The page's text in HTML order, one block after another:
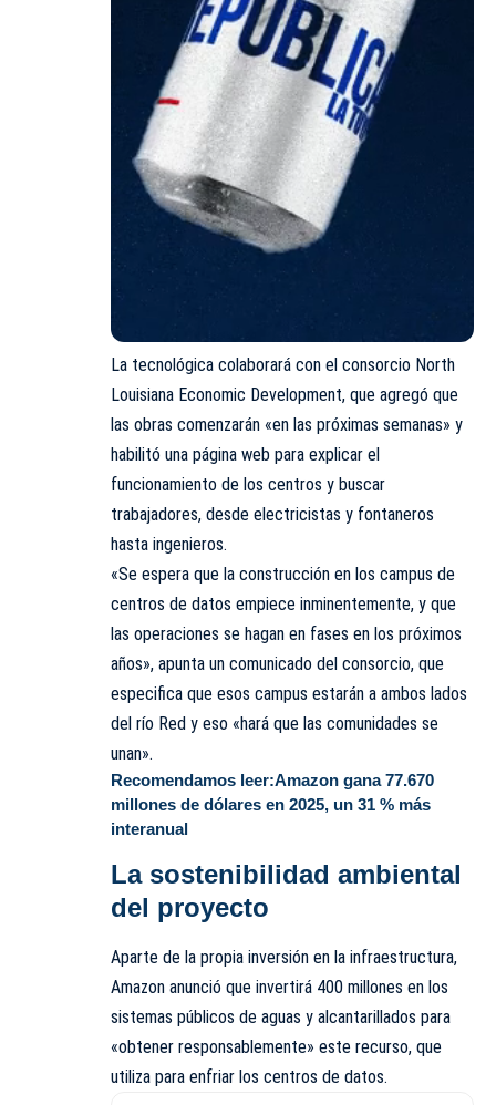
La tecnológica colaborará con el consorcio North
Louisiana Economic Development, que agregó que
las obras comenzarán «en las próximas semanas» y
habilitó una página web para explicar el
funcionamiento de los centros y buscar
trabajadores, desde electricistas y fontaneros
hasta ingenieros.
«Se espera que la construcción en los campus de
centros de datos empiece inminentemente, y que
las operaciones se hagan en fases en los próximos
años», apunta un comunicado del consorcio, que
especifica que esos campus estarán a ambos lados
del río Red y eso «hará que las comunidades se
unan».
Recomendamos leer:Amazon gana 77.670
millones de dólares en 2025, un 31 % más
interanual
La sostenibilidad ambiental
del proyecto
Aparte de la propia inversión en la infraestructura,
Amazon anunció que invertirá 400 millones en los
sistemas públicos de aguas y alcantarillados para
«obtener responsablemente» este recurso, que
utiliza para enfriar los centros de datos.